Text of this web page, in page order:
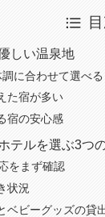
しい温泉地
に合わせて選べる
た宿が多い
宿の安心感
テルを選ぶ3つ
をまず確認
状況
ベビーグッズの貸